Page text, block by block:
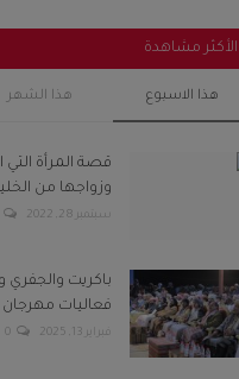
الأكثر مشاهدة
هذا الاسبوع هذا الشهر
قصة المرأة
وزواجها من
سبتمبر 28, 2022
باكريت والجفري
فعاليات
فبراير 13, 2025 0